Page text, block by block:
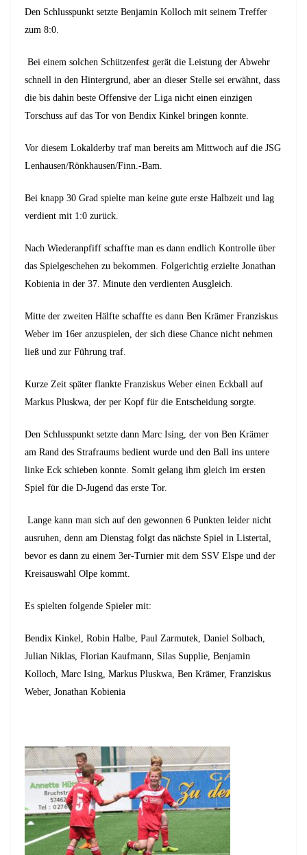
Den Schlusspunkt setzte Benjamin Kolloch mit seinem Treffer
zum 8:0.
Bei einem solchen Schützenfest gerät die Leistung der Abwehr
schnell in den Hintergrund, aber an dieser Stelle sei erwähnt, dass
die bis dahin beste Offensive der Liga nicht einen einzigen
Torschuss auf das Tor von Bendix Kinkel bringen konnte.
Vor diesem Lokalderby traf man bereits am Mittwoch auf die JSG
Lenhausen/Rönkhausen/Finn.-Bam.
Bei knapp 30 Grad spielte man keine gute erste Halbzeit und lag
verdient mit 1:0 zurück.
Nach Wiederanpfiff schaffte man es dann endlich Kontrolle über
das Spielgeschehen zu bekommen. Folgerichtig erzielte Jonathan
Kobienia in der 37. Minute den verdienten Ausgleich.
Mitte der zweiten Hälfte schaffte es dann Ben Krämer Franziskus
Weber im 16er anzuspielen, der sich diese Chance nicht nehmen
ließ und zur Führung traf.
Kurze Zeit später flankte Franziskus Weber einen Eckball auf
Markus Pluskwa, der per Kopf für die Entscheidung sorgte.
Den Schlusspunkt setzte dann Marc Ising, der von Ben Krämer
am Rand des Strafraums bedient wurde und den Ball ins untere
linke Eck schieben konnte. Somit gelang ihm gleich im ersten
Spiel für die D-Jugend das erste Tor.
Lange kann man sich auf den gewonnen 6 Punkten leider nicht
ausruhen, denn am Dienstag folgt das nächste Spiel in Listertal,
bevor es dann zu einem 3er-Turnier mit dem SSV Elspe und der
Kreisauswahl Olpe kommt.
Es spielten folgende Spieler mit:
Bendix Kinkel, Robin Halbe, Paul Zarmutek, Daniel Solbach,
Julian Niklas, Florian Kaufmann, Silas Supplie, Benjamin
Kolloch, Marc Ising, Markus Pluskwa, Ben Krämer, Franziskus
Weber, Jonathan Kobienia